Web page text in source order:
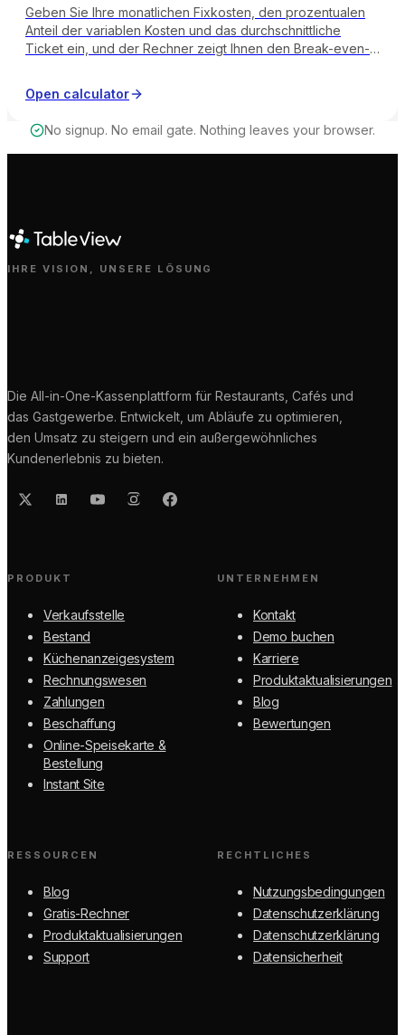
Geben Sie Ihre monatlichen Fixkosten, den prozentualen
Anteil der variablen Kosten und das durchschnittliche
Ticket ein, und der Rechner zeigt Ihnen den Break-even-
der Hut oder kritisch ist.
Open calculator
No signup. No email gate. Nothing leaves your browser.
IHRE VISION, UNSERE LÖSUNG
Die All-in-One-Kassenplattform für Restaurants, Cafés und
das Gastgewerbe. Entwickelt, um Abläufe zu optimieren,
den Umsatz zu steigern und ein außergewöhnliches
Kundenerlebnis zu bieten.
PRODUKT
Verkaufsstelle
Bestand
Küchenanzeigesystem
Rechnungswesen
Zahlungen
Beschaffung
Online-Speisekarte &
Bestellung
Instant Site
UNTERNEHMEN
Kontakt
Demo buchen
Karriere
Produktaktualisierungen
Blog
Bewertungen
RESSOURCEN
Blog
Gratis-Rechner
Produktaktualisierungen
Support
RECHTLICHES
Nutzungsbedingungen
Datenschutzerklärung
Datenschutzerklärung
Datensicherheit